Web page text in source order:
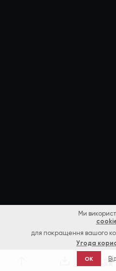
Ми
для покращення вашого
Угода
OK